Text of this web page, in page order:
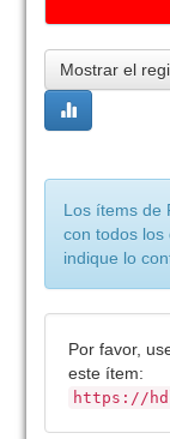
Mostrar el
Los ítems de
con todos los
indique lo
Por favor,
este ítem:
https://